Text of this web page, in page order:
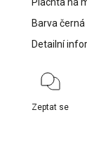
Plachta na
Barva černá
Detailní
Zeptat se